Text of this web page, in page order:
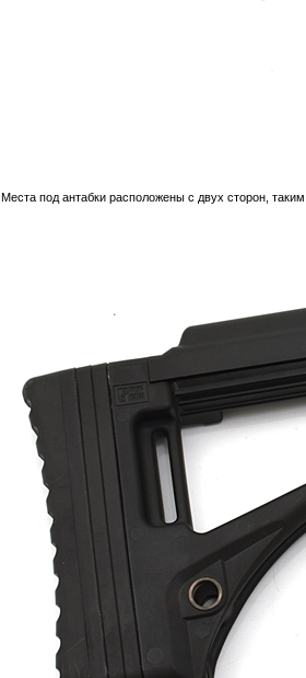
Места под антабки расположены с двух сторон,